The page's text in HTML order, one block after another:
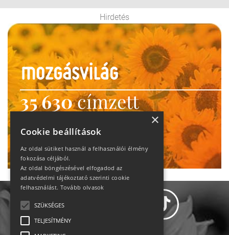
Hirdetés
35 630címzett
heti motiváció
Ne maradj le!
×
Cookie beállítások
Az oldal sütiket használ a felhasználói élmény
fokozása céljából.
Az oldal böngészésével elfogadod az
adatvédelmi tájékoztató szerinti cookie
felhasználást. Tovább olvasok
SZÜKSÉGES
TELJESÍTMÉNY